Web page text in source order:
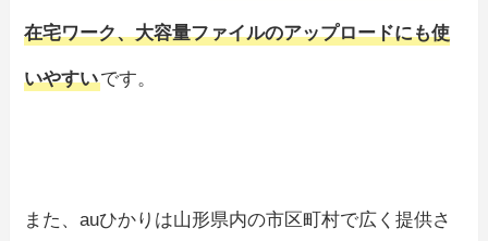
在宅ワーク、大容量ファイルのアップロードにも使
いやすいです。
また、auひかりは山形県内の市区町村で広く提供さ